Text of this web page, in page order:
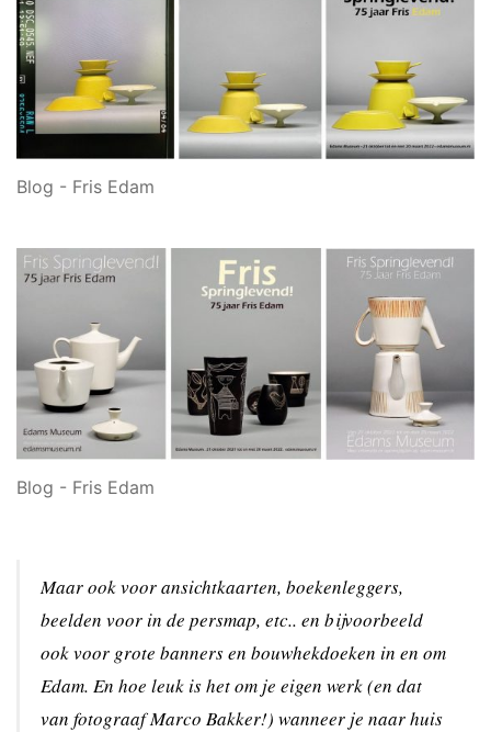
Blog - Fris Edam
Blog - Fris Edam
Maar ook voor ansichtkaarten, boekenleggers,
beelden voor in de persmap, etc.. en bijvoorbeeld
ook voor grote banners en bouwhekdoeken in en om
Edam. En hoe leuk is het om je eigen werk (en dat
van fotograaf Marco Bakker!) wanneer je naar huis